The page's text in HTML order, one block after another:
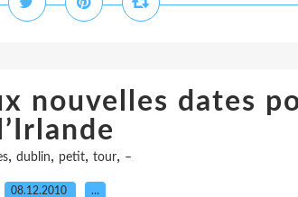
nouvelles dates
l’Irlande
, dublin, petit, tour, –
08.12.2010 …